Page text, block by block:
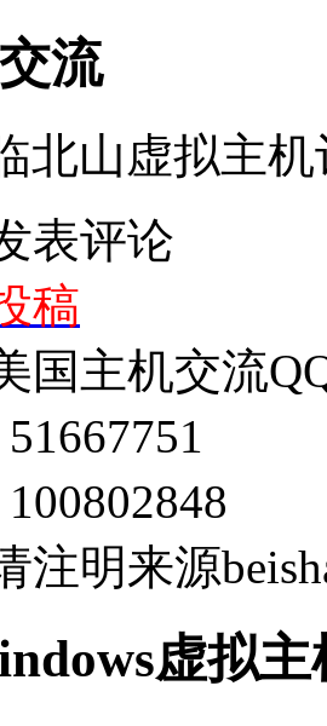
流
北山虚拟主机
表评论
稿
国主机交流
注明来源
虚拟主